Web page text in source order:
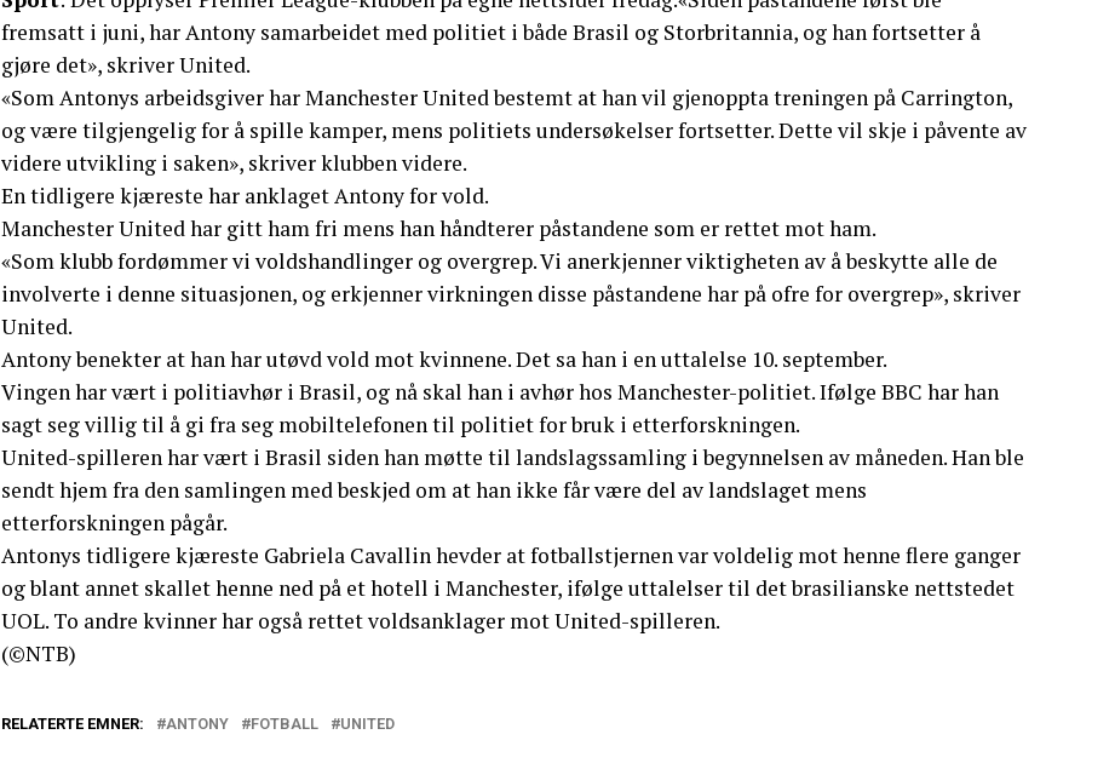
fremsatt i juni, har Antony samarbeidet med politiet i både Brasil og Storbritannia, og han fortsetter å
gjøre det», skriver United.
«Som Antonys arbeidsgiver har Manchester United bestemt at han vil gjenoppta treningen på Carrington,
og være tilgjengelig for å spille kamper, mens politiets undersøkelser fortsetter. Dette vil skje i påvente av
videre utvikling i saken», skriver klubben videre.
En tidligere kjæreste har anklaget Antony for vold.
Manchester United har gitt ham fri mens han håndterer påstandene som er rettet mot ham.
«Som klubb fordømmer vi voldshandlinger og overgrep. Vi anerkjenner viktigheten av å beskytte alle de
involverte i denne situasjonen, og erkjenner virkningen disse påstandene har på ofre for overgrep», skriver
United.
Antony benekter at han har utøvd vold mot kvinnene. Det sa han i en uttalelse 10. september.
Vingen har vært i politiavhør i Brasil, og nå skal han i avhør hos Manchester-politiet. Ifølge BBC har han
sagt seg villig til å gi fra seg mobiltelefonen til politiet for bruk i etterforskningen.
United-spilleren har vært i Brasil siden han møtte til landslagssamling i begynnelsen av måneden. Han ble
sendt hjem fra den samlingen med beskjed om at han ikke får være del av landslaget mens
etterforskningen pågår.
Antonys tidligere kjæreste Gabriela Cavallin hevder at fotballstjernen var voldelig mot henne flere ganger
og blant annet skallet henne ned på et hotell i Manchester, ifølge uttalelser til det brasilianske nettstedet
UOL. To andre kvinner har også rettet voldsanklager mot United-spilleren.
(©NTB)
RELATERTE EMNER: ANTONY FOTBALL UNITED